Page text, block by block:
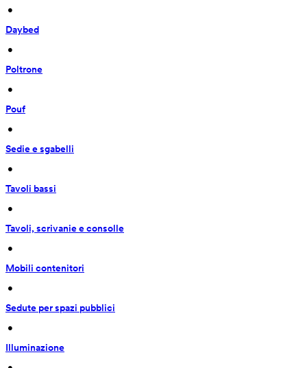
•
Daybed
•
Poltrone
•
Pouf
•
Sedie e sgabelli
•
Tavoli bassi
•
Tavoli, scrivanie e consolle
•
Mobili contenitori
•
Sedute per spazi pubblici
•
Illuminazione